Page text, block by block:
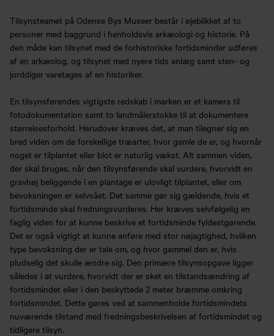
Tilsynsteamet på Odense Bys Museer består i øjeblikket af to
personer med baggrund i henholdsvis arkæologi og historie. På
den måde kan tilsynet med de forhistoriske fortidsminder udføres
af en arkæolog, og tilsynet med nyere tids anlæg samt sten- og
jorddiger varetages af en historiker.
En tilsynsførendes vigtigste redskab i marken er et kamera til
fotodokumentation samt to landmålerstokke til at dokumentere
størrelsesforhold. Herudover kræves det, at man tilegner sig en
bred viden om de forskellige træarter, hvor gamle de er, og hvornår
noget er tilplantet eller blot er naturlig vækst. Alt sammen viden,
der skal bruges, når den tilsynsførende skal vurdere, hvorvidt en
gravhøj beliggende i en plantage er ulovligt tilplantet, eller om
bevoksningen er selvsået. Det samme gør sig gældende, hvis et
fortidsminde skal fredningsvurderes. Her kræves selvfølgelig en
faglig viden for at kunne beskrive et fortidsminde fyldestgørende.
Det er også vigtigt at kunne anføre med stor nøjagtighed, hvilken
type bevoksning der er tale om, og hvor gammel den er, hvis
pludselig det skulle ændre sig. Den primære tilsynsopgave ligger
således i at vurdere, hvorvidt der er sket en tilstandsændring af
fortidsmindet eller i den beskyttede 2 meter bræmme omkring
fortidsmindet. Dette gøres ved at sammenholde fortidsmindets
nuværende tilstand med fredningsbeskrivelsen af fortidsmindet og
tidligere tilsyn.